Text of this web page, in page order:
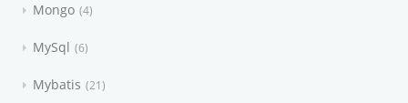
Mongo 4
MySql 6
Mybatis 21